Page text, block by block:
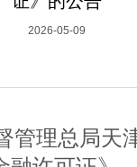
2026-05-09
管理总局天